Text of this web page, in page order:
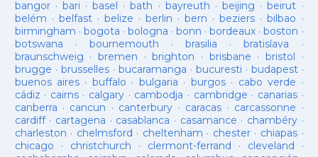
bangor· bari ·basel ·bath · bayreuth ·beijing ·beirut ·
belém · belfast· belize · berlin ·bern ·beziers ·bilbao ·
birmingham · bogota · bologna ·bonn ·bordeaux ·boston ·
botswana · bournemouth ·brasilia ·bratislava ·
braunschweig · bremen ·brighton · brisbane · bristol ·
brugge · brusselles· bucaramanga · bucuresti · budapest·
buenos aires· buffalo · bulgaria · burgos· cabo verde ·
cádiz · cairns· calgary · cambodja · cambridge · canarias·
canberra · cancun · canterbury · caracas · carcassonne ·
cardiff· cartagena · casablanca · casamance · chambéry·
charleston · chelmsford · cheltenham · chester· chiapas ·
chicago · christchurch · clermont-ferrand · cleveland ·